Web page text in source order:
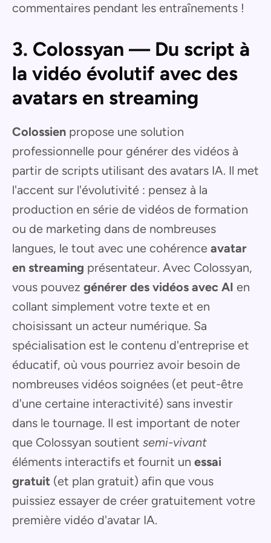
commentaires pendant les entraînements !
3. Colossyan — Du script à
la vidéo évolutif avec des
avatars en streaming
Colossien propose une solution
professionnelle pour générer des vidéos à
partir de scripts utilisant des avatars IA. Il met
l'accent sur l'évolutivité : pensez à la
production en série de vidéos de formation
ou de marketing dans de nombreuses
langues, le tout avec une cohérence avatar
en streaming présentateur. Avec Colossyan,
vous pouvez générer des vidéos avec AI en
collant simplement votre texte et en
choisissant un acteur numérique. Sa
spécialisation est le contenu d'entreprise et
éducatif, où vous pourriez avoir besoin de
nombreuses vidéos soignées (et peut-être
d'une certaine interactivité) sans investir
dans le tournage. Il est important de noter
que Colossyan soutient semi-vivant
éléments interactifs et fournit un essai
gratuit (et plan gratuit) afin que vous
puissiez essayer de créer gratuitement votre
première vidéo d'avatar IA.